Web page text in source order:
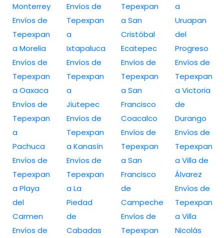
Monterrey
Envíos de
Tepexpan
a Morelia
Envíos de
Tepexpan
a Oaxaca
Envíos de
Tepexpan
a
Pachuca
Envíos de
Tepexpan
a Playa
del
Carmen
Envíos de
Envíos de
Tepexpan
a
Ixtapaluca
Envíos de
Tepexpan
a
Jiutepec
Envíos de
Tepexpan
a Kanasín
Envíos de
Tepexpan
a La
Piedad
de
Cabadas
Tepexpan
a San
Cristóbal
Ecatepec
Envíos de
Tepexpan
a San
Francisco
Coacalco
Envíos de
Tepexpan
a San
Francisco
de
Campeche
Envíos de
Tepexpan
a
Uruapan
del
Progreso
Envíos de
Tepexpan
a Victoria
de
Durango
Envíos de
Tepexpan
a Villa de
Álvarez
Envíos de
Tepexpan
a Villa
Nicolás